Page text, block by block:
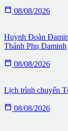
 08/08/2026
Huynh Đoàn
Thánh Phụ Đaminh
 08/08/2026
Lịch trình chuyến
 08/08/2026